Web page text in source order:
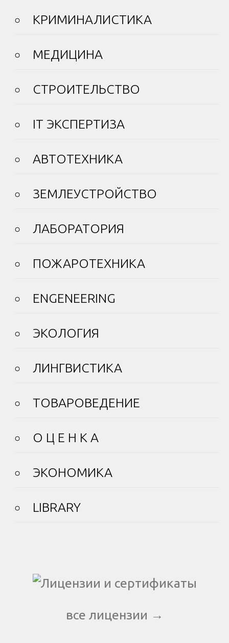
КРИМИНАЛИСТИКА
МЕДИЦИНА
СТРОИТЕЛЬСТВО
IT ЭКСПЕРТИЗА
АВТОТЕХНИКА
ЗЕМЛЕУСТРОЙСТВО
ЛАБОРАТОРИЯ
ПОЖАРОТЕХНИКА
ENGENEERING
ЭКОЛОГИЯ
ЛИНГВИСТИКА
ТОВАРОВЕДЕНИЕ
О Ц Е Н К А
ЭКОНОМИКА
LIBRARY
все лицензии →